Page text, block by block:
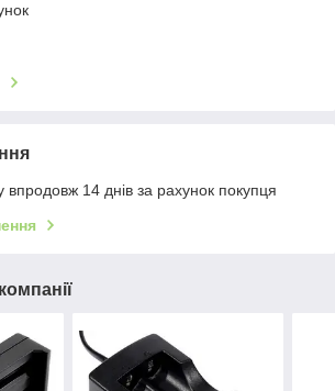
14 днів за рахунок покупця